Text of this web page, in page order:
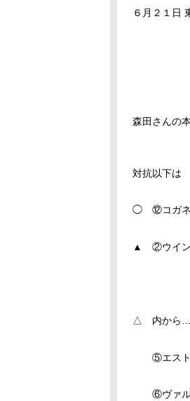
６月２１日
森田さん
対抗以下は
◯ ⑫コガネ
▲ ②ウイン
△ 内から…
⑤エスト
⑥ヴァル